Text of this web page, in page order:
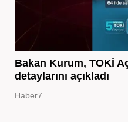
Bakan Kurum, TOKİ
detaylarını açıkladı
Haber7